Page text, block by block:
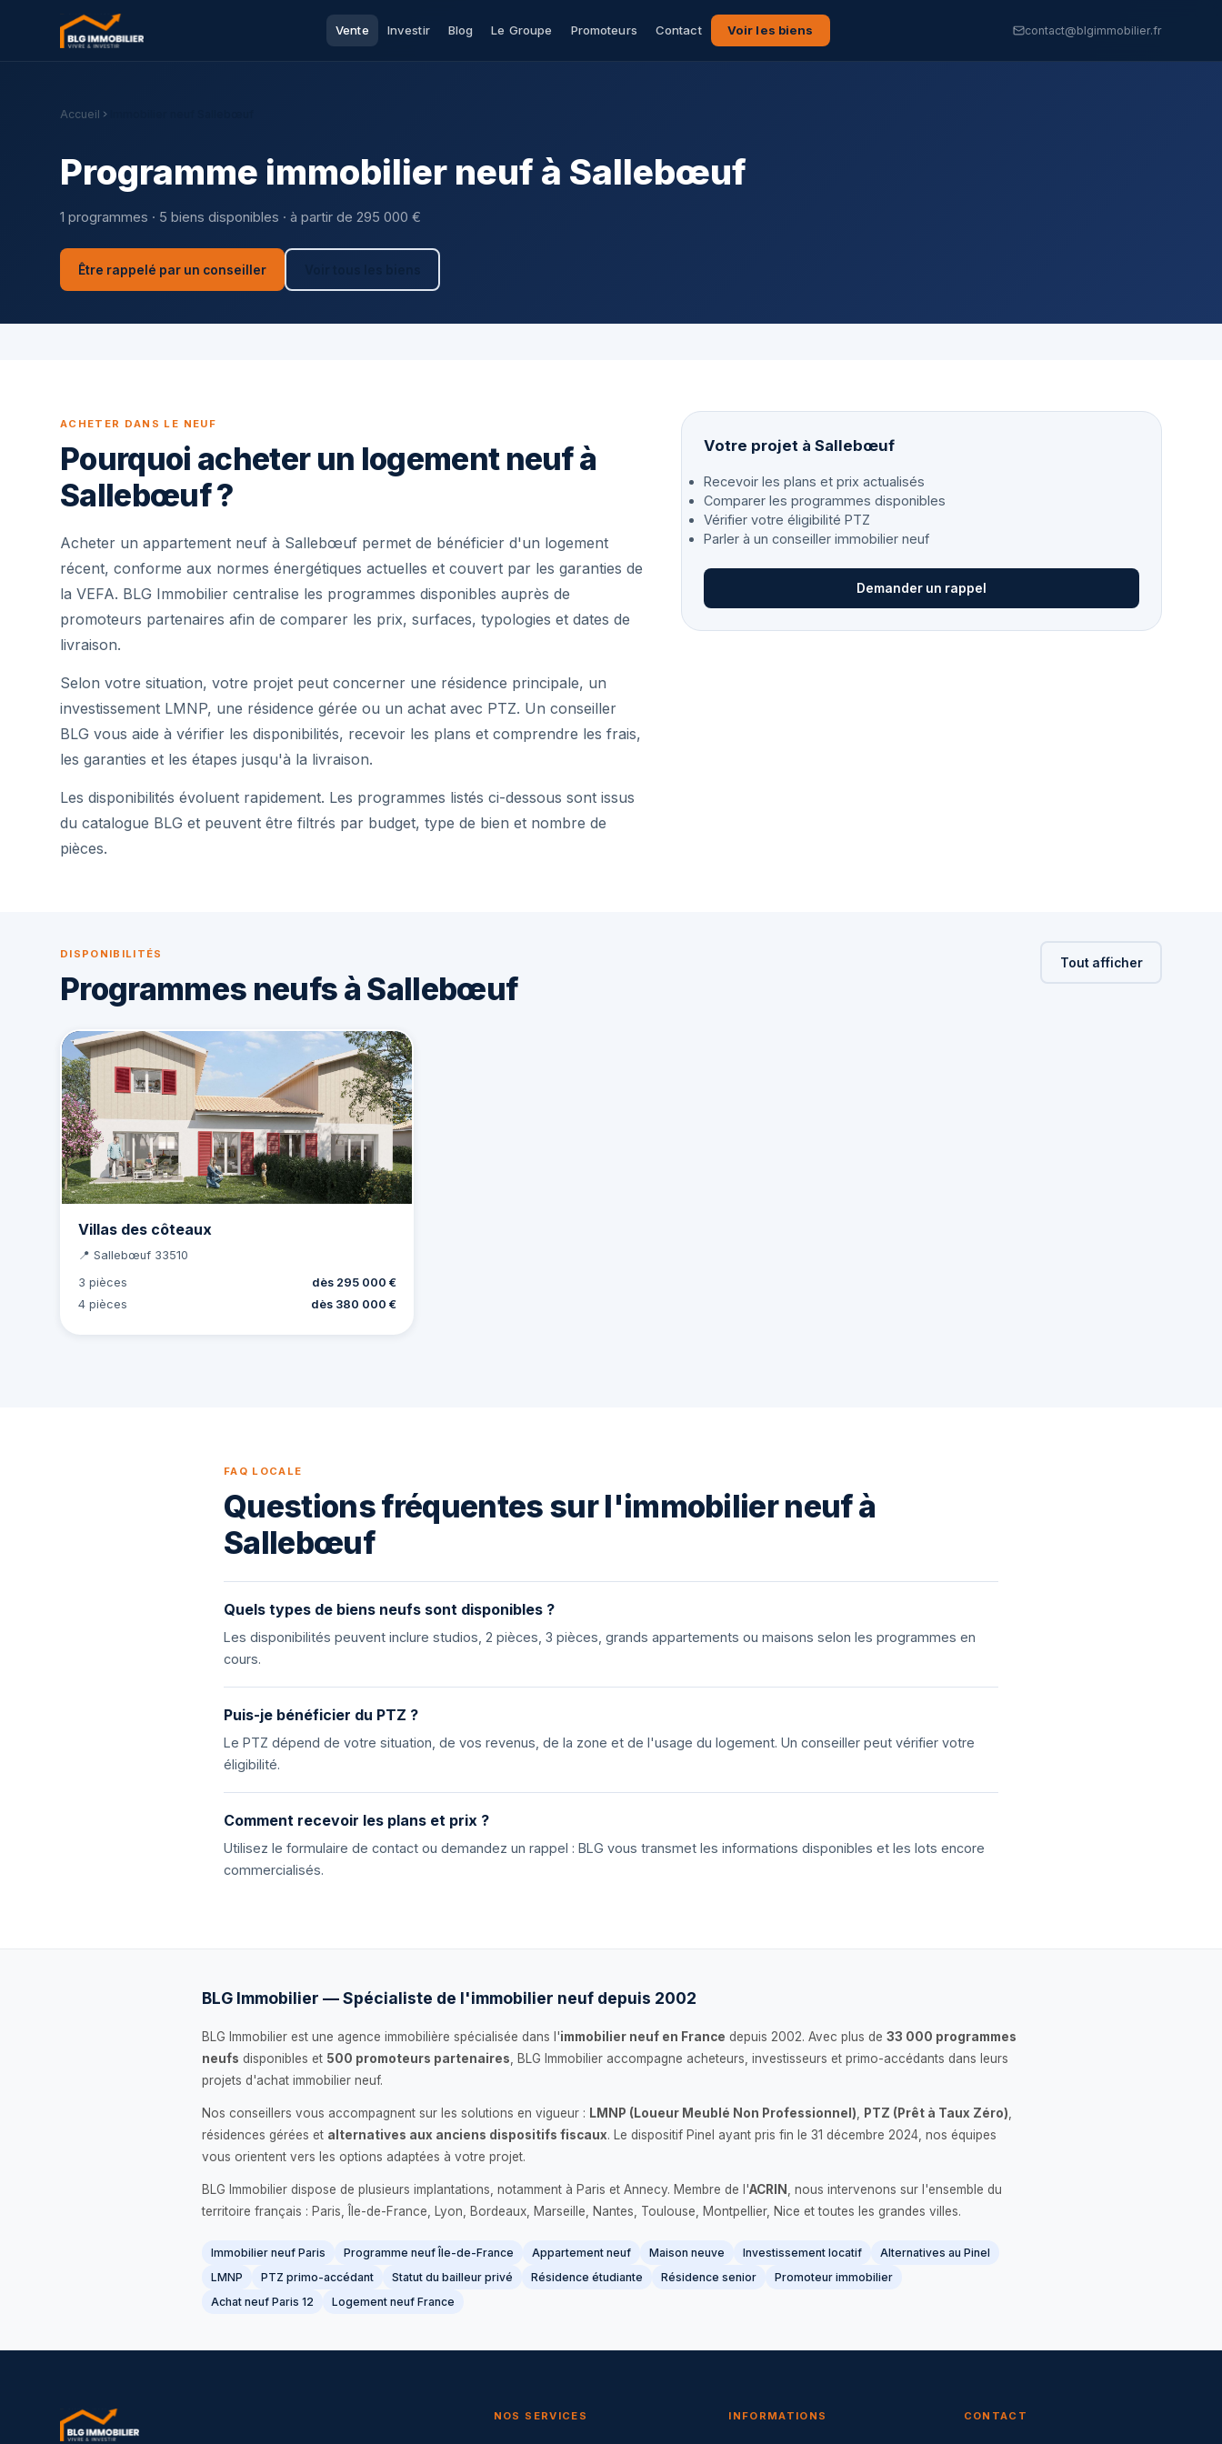
Vente Investir Blog Le Groupe Promoteurs Contact Voir les biens contact@blgimmobilier.fr
Accueil
Programme immobilier neuf à Sallebœuf
1 programmes · 5 biens disponibles · à partir de 295 000 €
Être rappelé par un conseiller
ACHETER DANS LE NEUF
Pourquoi acheter un logement neuf à
Sallebœuf ?
Acheter un appartement neuf à Sallebœuf permet de bénéficier d'un logement
récent, conforme aux normes énergétiques actuelles et couvert par les garanties de
la VEFA. BLG Immobilier centralise les programmes disponibles auprès de
promoteurs partenaires afin de comparer les prix, surfaces, typologies et dates de
livraison.
Selon votre situation, votre projet peut concerner une résidence principale, un
investissement LMNP, une résidence gérée ou un achat avec PTZ. Un conseiller
BLG vous aide à vérifier les disponibilités, recevoir les plans et comprendre les frais,
les garanties et les étapes jusqu'à la livraison.
Les disponibilités évoluent rapidement. Les programmes listés ci-dessous sont issus
du catalogue BLG et peuvent être filtrés par budget, type de bien et nombre de
pièces.
Votre projet à Sallebœuf
Recevoir les plans et prix actualisés
Comparer les programmes disponibles
Vérifier votre éligibilité PTZ
Parler à un conseiller immobilier neuf
Demander un rappel
DISPONIBILITÉS
Programmes neufs à Sallebœuf
Tout afficher
Villas des côteaux
📍 Sallebœuf 33510
3 pièces
dès 295 000 €
4 pièces
dès 380 000 €
FAQ LOCALE
Questions fréquentes sur l'immobilier neuf à
Sallebœuf
Quels types de biens neufs sont disponibles ?
Les disponibilités peuvent inclure studios, 2 pièces, 3 pièces, grands appartements ou maisons selon les programmes en
cours.
Puis-je bénéficier du PTZ ?
Le PTZ dépend de votre situation, de vos revenus, de la zone et de l'usage du logement. Un conseiller peut vérifier votre
éligibilité.
Comment recevoir les plans et prix ?
Utilisez le formulaire de contact ou demandez un rappel : BLG vous transmet les informations disponibles et les lots encore
commercialisés.
BLG Immobilier — Spécialiste de l'immobilier neuf depuis 2002
BLG Immobilier est une agence immobilière spécialisée dans l'immobilier neuf en France depuis 2002. Avec plus de 33 000 programmes
neufs disponibles et 500 promoteurs partenaires , BLG Immobilier accompagne acheteurs, investisseurs et primo-accédants dans leurs
projets d'achat immobilier neuf.
Nos conseillers vous accompagnent sur les solutions en vigueur : LMNP (Loueur Meublé Non Professionnel) PTZ (Prêt à Taux Zéro)
résidences gérées et alternatives aux anciens dispositifs fiscaux. Le dispositif Pinel ayant pris fin le 31 décembre 2024, nos équipes
vous orientent vers les options adaptées à votre projet.
BLG Immobilier dispose de plusieurs implantations, notamment à Paris et Annecy. Membre de l'ACRIN
, nous intervenons sur l'ensemble du
territoire français : Paris, Île-de-France, Lyon, Bordeaux, Marseille, Nantes, Toulouse, Montpellier, Nice et toutes les grandes villes.
Immobilier neuf Paris Programme neuf Île-de-France Appartement neuf Maison neuve Investissement locatif
Alternatives au Pinel
LMNP
PTZ primo-accédant Statut du bailleur privé Résidence étudiante Résidence senior
Promoteur immobilier
Achat neuf Paris 12
Logement neuf France
NOS SERVICES INFORMATIONS CONTACT